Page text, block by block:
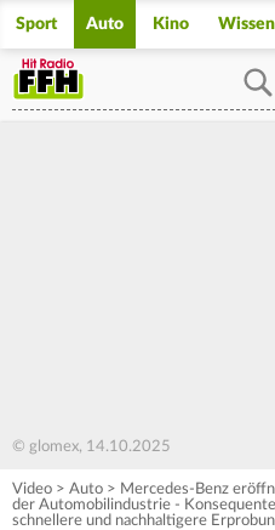
Sport Auto Kino Wissen
© glomex, 14.10.2025
Video > Auto > Mercedes-Benz
der Automobilindustrie -
schnellere und nachhaltigere